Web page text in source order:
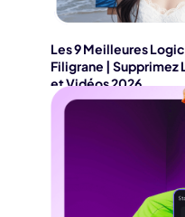
Les 9 Meilleures
Filigrane | Supprimez
et Vidéos 2026